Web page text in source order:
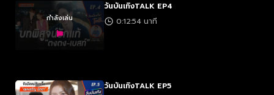
กำลังเล่น
วันบันเทิงTALK EP4
0:12:54 นาที
วันบันเทิงTALK EP5